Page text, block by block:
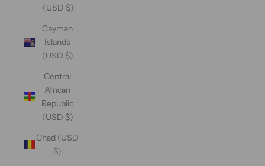
(USD $)
Cayman
Islands
(USD $)
Central
African
Republic
(USD $)
Chad (USD
$)